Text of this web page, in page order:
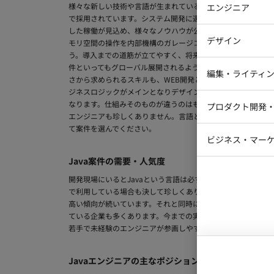
様々な新しい技術や言語が生まれている中、Javaはいまだに
で採用されています。システム開発に選ばれやすい理由には
した稼働が見込め、様々なノウハウが公開されているため開
モリ空間の操作を内部機構のガレージコレクションが自動的
う。導入までの道筋が立てやすく、将来のスケーラビリティ
件といってもグローバル展開されるようなWEBシステムから
さから求められるスキルも、WEB開発とアプリケーション開
ジネスロジックがメインとなりデザインなどはHTMLなどの
なります。仕組みそのものが違うのはもちろんですが利用す
エンジニアも珍しくありません。言語として機能が充実して
て案件を選んでください。
Java案件の需要・人気度
開発現場にいるとJavaという言語は必ずのように耳にするも
で利用している場合も決して珍しくありません。これまでに
高い傾向が続いています。それと同時に経験を積んだエンジ
ている企業も多くあります。今までの実績からJavaはスタン
若手で未経験のエンジニアが参画しやすい言語でもあり人気
Javaエンジニアの主なポジション
エンジニア
インフラエ
テストエン
デザイン
Webデザイ
ラストレー
編集・ライティ
プロダクト開発
クトマネー
ビジネス・マー